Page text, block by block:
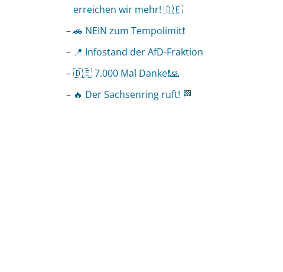
erreichen wir mehr! 🇩🇪
🚗 NEIN zum Tempolimit❗️
📍 Infostand der AfD-Fraktion
🇩🇪 7.000 Mal Danke❗️🙏
🔥 Der Sachsenring ruft! 🏁